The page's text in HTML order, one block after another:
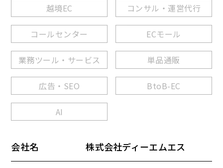
越境EC コンサル・運営代行
コールセンター ECモール
業務ツール・サービス 単品通販
広告・SEO BtoB-EC
AI
会社名 株式会社ディーエムエス